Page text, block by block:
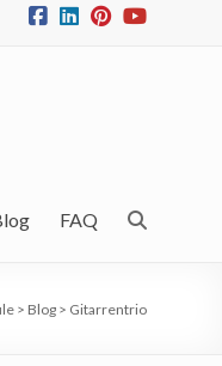
FAQ
> Blog > Gitarrentrio